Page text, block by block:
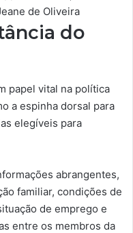
de Oliveira
do
papel vital na política
a espinha dorsal para
elegíveis para
abrangentes,
familiar, condições de
de emprego e
entre os membros da